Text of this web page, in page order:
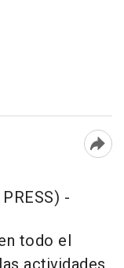
-
todo el